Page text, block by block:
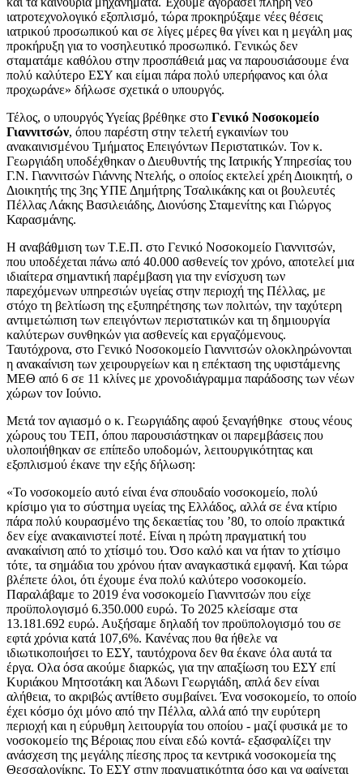
ιατροτεχνολογικό εξοπλισμό, τώρα προκηρύξαμε νέες θέσεις
ιατρικού προσωπικού και σε λίγες μέρες θα γίνει και η μεγάλη μας
προκήρυξη για το νοσηλευτικό προσωπικό. Γενικώς δεν
σταματάμε καθόλου στην προσπάθειά μας να παρουσιάσουμε ένα
πολύ καλύτερο ΕΣΥ και είμαι πάρα πολύ υπερήφανος και όλα
προχωράνε» δήλωσε σχετικά ο υπουργός.
Τέλος, ο υπουργός Υγείας βρέθηκε στο Γενικό Νοσοκομείο
Γιαννιτσών, όπου παρέστη στην τελετή εγκαινίων του
ανακαινισμένου Τμήματος Επειγόντων Περιστατικών. Τον κ.
Γεωργιάδη υποδέχθηκαν ο Διευθυντής της Ιατρικής Υπηρεσίας του
Γ.Ν. Γιαννιτσών Γιάννης Ντελής, ο οποίος εκτελεί χρέη Διοικητή, ο
Διοικητής της 3ης ΥΠΕ Δημήτρης Τσαλικάκης και οι βουλευτές
Πέλλας Λάκης Βασιλειάδης, Διονύσης Σταμενίτης και Γιώργος
Καρασμάνης.
Η αναβάθμιση των Τ.Ε.Π. στο Γενικό Νοσοκομείο Γιαννιτσών,
που υποδέχεται πάνω από 40.000 ασθενείς τον χρόνο, αποτελεί μια
ιδιαίτερα σημαντική παρέμβαση για την ενίσχυση των
παρεχόμενων υπηρεσιών υγείας στην περιοχή της Πέλλας, με
στόχο τη βελτίωση της εξυπηρέτησης των πολιτών, την ταχύτερη
αντιμετώπιση των επειγόντων περιστατικών και τη δημιουργία
καλύτερων συνθηκών για ασθενείς και εργαζόμενους.
Ταυτόχρονα, στο Γενικό Νοσοκομείο Γιαννιτσών ολοκληρώνονται
η ανακαίνιση των χειρουργείων και η επέκταση της υφιστάμενης
ΜΕΘ από 6 σε 11 κλίνες με χρονοδιάγραμμα παράδοσης των νέων
χώρων τον Ιούνιο.
Μετά τον αγιασμό ο κ. Γεωργιάδης αφού ξεναγήθηκε στους νέους
χώρους του ΤΕΠ, όπου παρουσιάστηκαν οι παρεμβάσεις που
υλοποιήθηκαν σε επίπεδο υποδομών, λειτουργικότητας και
εξοπλισμού έκανε την εξής δήλωση:
«Το νοσοκομείο αυτό είναι ένα σπουδαίο νοσοκομείο, πολύ
κρίσιμο για το σύστημα υγείας της Ελλάδος, αλλά σε ένα κτίριο
πάρα πολύ κουρασμένο της δεκαετίας του ’80, το οποίο πρακτικά
δεν είχε ανακαινιστεί ποτέ. Είναι η πρώτη πραγματική του
ανακαίνιση από το χτίσιμό του. Όσο καλό και να ήταν το χτίσιμο
τότε, τα σημάδια του χρόνου ήταν αναγκαστικά εμφανή. Και τώρα
βλέπετε όλοι, ότι έχουμε ένα πολύ καλύτερο νοσοκομείο.
Παραλάβαμε το 2019 ένα νοσοκομείο Γιαννιτσών που είχε
προϋπολογισμό 6.350.000 ευρώ. Το 2025 κλείσαμε στα
13.181.692 ευρώ. Αυξήσαμε δηλαδή τον προϋπολογισμό του σε
εφτά χρόνια κατά 107,6%. Κανένας που θα ήθελε να
ιδιωτικοποιήσει το ΕΣΥ, ταυτόχρονα δεν θα έκανε όλα αυτά τα
έργα. Ολα όσα ακούμε διαρκώς, για την απαξίωση του ΕΣΥ επί
Κυριάκου Μητσοτάκη και Άδωνι Γεωργιάδη, απλά δεν είναι
αλήθεια, το ακριβώς αντίθετο συμβαίνει. Ένα νοσοκομείο, το οποίο
έχει κόσμο όχι μόνο από την Πέλλα, αλλά από την ευρύτερη
περιοχή και η εύρυθμη λειτουργία του οποίου - μαζί φυσικά με το
νοσοκομείο της Βέροιας που είναι εδώ κοντά- εξασφαλίζει την
ανάσχεση της μεγάλης πίεσης προς τα κεντρικά νοσοκομεία της
Θεσσαλονίκης. Το ΕΣΥ στην πραγματικότητα όσο και να φαίνεται